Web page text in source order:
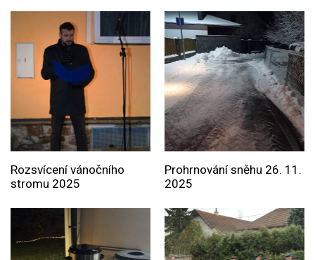
Rozsvícení vánočního
stromu 2025
Prohrnování sněhu 26. 11.
2025